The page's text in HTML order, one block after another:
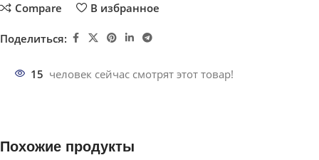
Compare В избранное
Поделиться:
15 человек сейчас смотрят этот товар!
Похожие продукты